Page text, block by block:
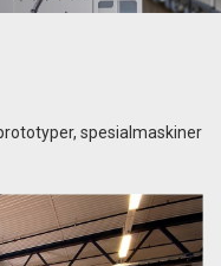
spesialmaskiner